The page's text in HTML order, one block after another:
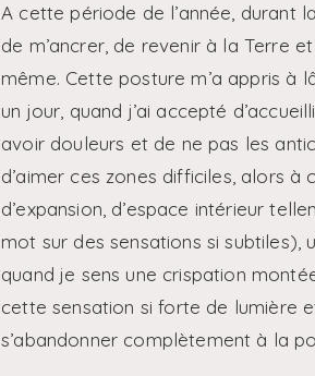
A cette période de l’année, durant
de m’ancrer, de revenir à la Terre
même. Cette posture m’a appris à
un jour, quand j’ai accepté
avoir douleurs et de ne pas les
d’aimer ces zones difficiles, alors à
d’expansion, d’espace intérieur
mot sur des sensations si
quand je sens une crispation
cette sensation si forte de lumière
s’abandonner complètement à la